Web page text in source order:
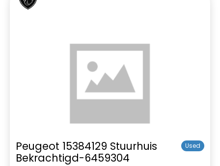
Peugeot 15384129 Stuurhuis
Bekrachtigd-6459304
Used